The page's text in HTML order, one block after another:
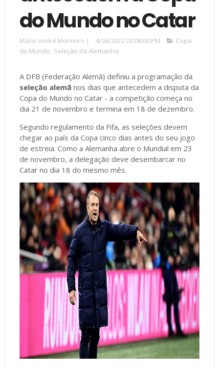
do Mundo no Catar
Mário André Monteiro | 4/06/2022 02:08:00 PM
Copa
do Mundo, Seleção da Alemanha
A DFB (Federação Alemã) definiu a programação da
seleção alemãnos dias que antecedem a disputa da
Copa do Mundo no Catar - a competição começa no
dia 21 de novembro e termina em 18 de dezembro.
Segundo regulamento da Fifa, as seleções devem
chegar ao país da Copa cinco dias antes do seu jogo
de estreia. Como a Alemanha abre o Mundial em 23
de novembro, a delegação deve desembarcar no
Catar no dia 18 do mesmo mês.